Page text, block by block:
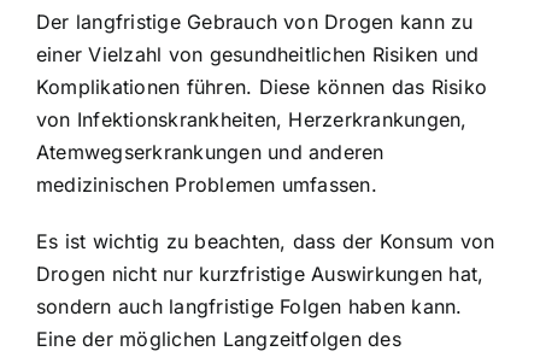
Der langfristige Gebrauch von Drogen kann zu
einer Vielzahl von gesundheitlichen Risiken und
Komplikationen führen. Diese können das Risiko
von Infektionskrankheiten, Herzerkrankungen,
Atemwegserkrankungen und anderen
medizinischen Problemen umfassen.
Es ist wichtig zu beachten, dass der Konsum von
Drogen nicht nur kurzfristige Auswirkungen hat,
sondern auch langfristige Folgen haben kann.
Eine der möglichen Langzeitfolgen des